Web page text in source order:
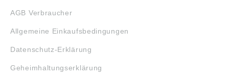
AGB Verbraucher
Allgemeine Einkaufsbedingungen
Datenschutz-Erklärung
Geheimhaltungserklärung